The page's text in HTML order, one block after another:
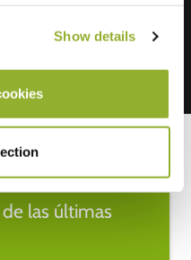
Show details
las últimas